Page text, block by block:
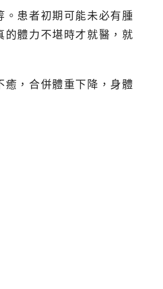
患者初期可能未必有腫
的體力不堪時才就醫，就
癒，合併體重下降，身體